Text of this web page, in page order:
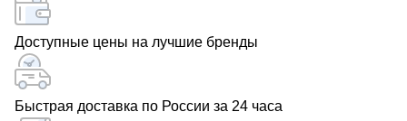
Доступные цены на лучшие бренды
Быстрая доставка по России за 24 часа